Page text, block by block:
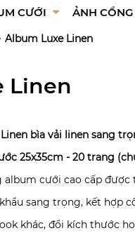
CƯỚI ẢNH
Album Luxe Linen
Linen
bìa vải linen sang
25x35cm - 20 trang
album cưới cao cấp
sang trọng, kết
khác, đổi kích thước